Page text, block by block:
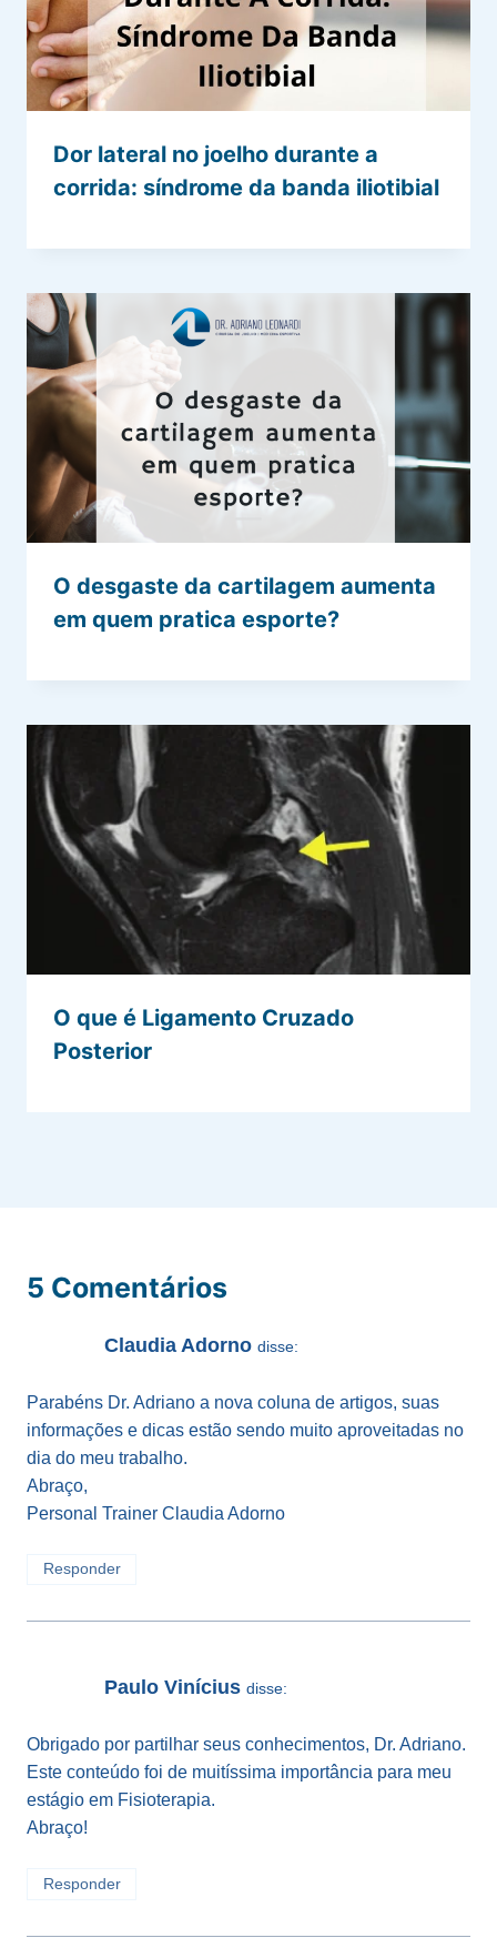
Dor lateral no joelho durante a
corrida: síndrome da banda iliotibial
O desgaste da cartilagem aumenta
em quem pratica esporte?
O que é Ligamento Cruzado
Posterior
5 Comentários
Claudia Adorno disse:
Parabéns Dr. Adriano a nova coluna de artigos, suas
informações e dicas estão sendo muito aproveitadas no
dia do meu trabalho.
Abraço,
Personal Trainer Claudia Adorno
Responder
Paulo Vinícius disse:
Obrigado por partilhar seus conhecimentos, Dr. Adriano.
Este conteúdo foi de muitíssima importância para meu
estágio em Fisioterapia.
Abraço!
Responder